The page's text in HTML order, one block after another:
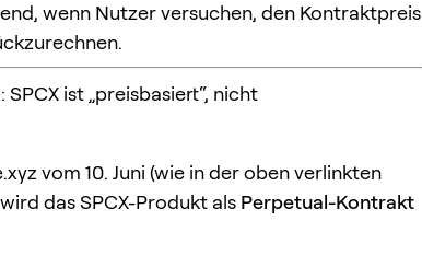
wenn Nutzer versuchen, den Kontraktpreis
ist „preisbasiert“, nicht
vom 10. Juni (wie in der oben verlinkten
das SPCX-Produkt als Perpetual-Kontrakt